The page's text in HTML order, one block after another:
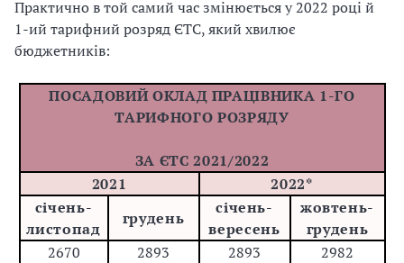
Практично в той самий час змінюється у 2022 році й
1-ий тарифний розряд ЄТС, який хвилює
бюджетників:
ПОСАДОВИЙ ОКЛАД ПРАЦІВНИКА 1-ГО
ТАРИФНОГО РОЗРЯДУ
ЗА ЄТС 2021/2022
2021
2022*
січень-
листопад
грудень
січень-
вересень
жовтень-
грудень
2670
2893 2893
2982